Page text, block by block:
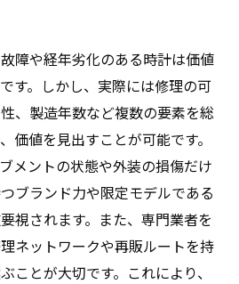
障や経年劣化のある時計は価値
す。しかし、実際には修理の可
、製造年数など複数の要素を総
価値を見出すことが可能です。
メントの状態や外装の損傷だけ
ブランド力や限定モデルである
視されます。また、専門業者を
ネットワークや再販ルートを持
ことが大切です。これにより、